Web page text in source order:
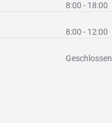
8:00 - 18:00
8:00 - 12:00
Geschlossen